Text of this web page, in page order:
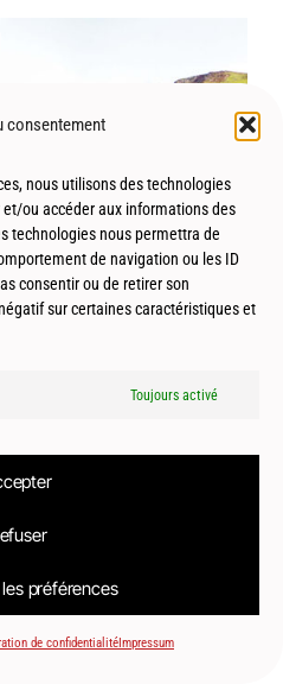
consentement
nous utilisons des technologies
ou accéder aux informations des
technologies nous permettra de
de navigation ou les ID
consentir ou de retirer son
sur certaines caractéristiques et
Toujours activé
préférences
de confidentialitéImpressum
– Aménagements
Toulouse-Montpellier-Biarritz